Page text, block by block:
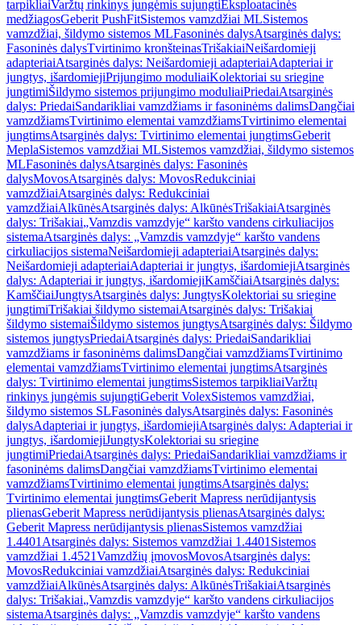
tarpikliaiVaržtų rinkinys jungėmis sujungtiEksploatacinės
medžiagosGeberit PushFitSistemos vamzdžiai MLSistemos
vamzdžiai, šildymo sistemos MLFasoninės dalysAtsarginės dalys:
Fasoninės dalysTvirtinimo kronšteinasTrišakiaiNeišardomieji
adapteriaiAtsarginės dalys: Neišardomieji adapteriaiAdapteriai ir
jungtys, išardomiejiPrijungimo moduliaiKolektoriai su sriegine
jungtimiŠildymo sistemos prijungimo moduliaiPriedaiAtsarginės
dalys: PriedaiSandarikliai vamzdžiams ir fasoninėms dalimsDangčiai
vamzdžiamsTvirtinimo elementai vamzdžiamsTvirtinimo elementai
jungtimsAtsarginės dalys: Tvirtinimo elementai jungtimsGeberit
MeplaSistemos vamzdžiai MLSistemos vamzdžiai, šildymo sistemos
MLFasoninės dalysAtsarginės dalys: Fasoninės
dalysMovosAtsarginės dalys: MovosRedukciniai
vamzdžiaiAtsarginės dalys: Redukciniai
vamzdžiaiAlkūnėsAtsarginės dalys: AlkūnėsTrišakiaiAtsarginės
dalys: Trišakiai„Vamzdis vamzdyje“ karšto vandens cirkuliacijos
sistemaAtsarginės dalys: „Vamzdis vamzdyje“ karšto vandens
cirkuliacijos sistemaNeišardomieji adapteriaiAtsarginės dalys:
Neišardomieji adapteriaiAdapteriai ir jungtys, išardomiejiAtsarginės
dalys: Adapteriai ir jungtys, išardomiejiKamščiaiAtsarginės dalys:
KamščiaiJungtysAtsarginės dalys: JungtysKolektoriai su sriegine
jungtimiTrišakiai šildymo sistemaiAtsarginės dalys: Trišakiai
šildymo sistemaiŠildymo sistemos jungtysAtsarginės dalys: Šildymo
sistemos jungtysPriedaiAtsarginės dalys: PriedaiSandarikliai
vamzdžiams ir fasoninėms dalimsDangčiai vamzdžiamsTvirtinimo
elementai vamzdžiamsTvirtinimo elementai jungtimsAtsarginės
dalys: Tvirtinimo elementai jungtimsSistemos tarpikliaiVaržtų
rinkinys jungėmis sujungtiGeberit VolexSistemos vamzdžiai,
šildymo sistemos SLFasoninės dalysAtsarginės dalys: Fasoninės
dalysAdapteriai ir jungtys, išardomiejiAtsarginės dalys: Adapteriai ir
jungtys, išardomiejiJungtysKolektoriai su sriegine
jungtimiPriedaiAtsarginės dalys: PriedaiSandarikliai vamzdžiams ir
fasoninėms dalimsDangčiai vamzdžiamsTvirtinimo elementai
vamzdžiamsTvirtinimo elementai jungtimsAtsarginės dalys:
Tvirtinimo elementai jungtimsGeberit Mapress nerūdijantysis
plienasGeberit Mapress nerūdijantysis plienasAtsarginės dalys:
Geberit Mapress nerūdijantysis plienasSistemos vamzdžiai
1.4401 Atsarginės dalys: Sistemos vamzdžiai 1.4401 Sistemos
vamzdžiai 1.4521Vamzdžių įmovosMovosAtsarginės dalys:
MovosRedukciniai vamzdžiaiAtsarginės dalys: Redukciniai
vamzdžiaiAlkūnėsAtsarginės dalys: AlkūnėsTrišakiaiAtsarginės
dalys: Trišakiai„Vamzdis vamzdyje“ karšto vandens cirkuliacijos
sistemaAtsarginės dalys: „Vamzdis vamzdyje“ karšto vandens